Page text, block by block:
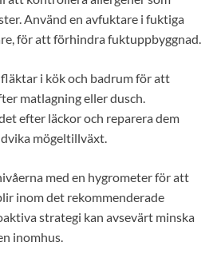
Använd en avfuktare i fuktiga
för att förhindra fuktuppbyggnad.
i kök och badrum för att
matlagning eller dusch.
efter läckor och reparera dem
mögeltillväxt.
med en hygrometer för att
inom det rekommenderade
strategi kan avsevärt minska
inomhus.